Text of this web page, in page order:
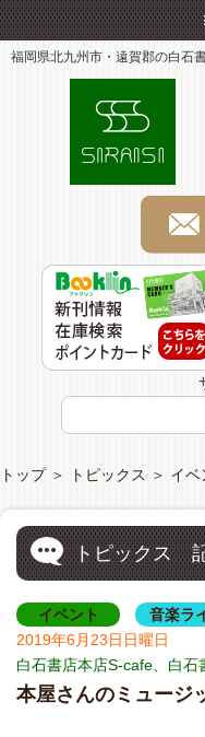
福岡県北九州市・遠賀郡の白石
トップ＞ トピックス ＞ イベ
トピックス
イベント
音楽ラ
2019年6月23日日曜日
白石書店本店S-cafe、白石
本屋さんのミュージ